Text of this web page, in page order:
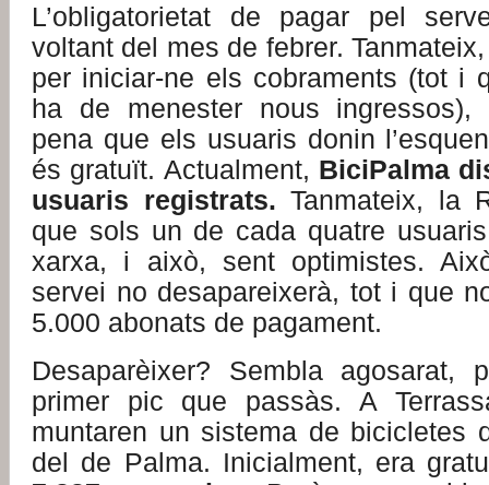
L’obligatorietat de pagar pel
voltant del mes de febrer.
per iniciar-ne els cobraments (tot i
ha de menester nous
pena que els usuaris donin
és gratuït. Actualment, BiciPalma
usuaris registrats. Tanmateix, la
que sols un de cada quatre
xarxa, i això, sent optimistes.
servei no desapareixerà, tot i que
5.000 abonats de pagament.
Desaparèixer? Sembla agosarat,
primer pic que passàs. A
muntaren un sistema de bicicletes
del de Palma. Inicialment, era